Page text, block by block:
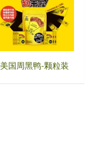
美国周黑鸭-颗粒装